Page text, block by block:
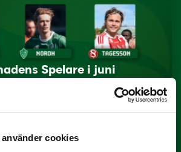
cookies
Spelare i juni